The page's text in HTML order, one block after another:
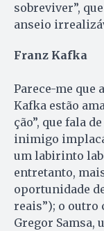
sobreviver”,
anseio
Franz Kafka
Parece-me que
Kafka estão
ção”, que fala
inimigo
um labirinto
entretanto,
oportunidade
reais”); o outro
Gregor